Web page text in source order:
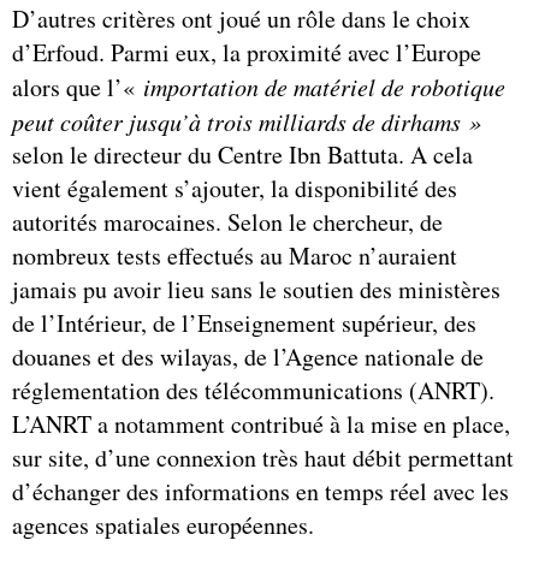
D’autres critères ont joué un rôle dans le choix
d’Erfoud. Parmi eux, la proximité avec l’Europe
alors que l’« importation de matériel de robotique
peut coûter jusqu’à trois milliards de dirhams »
selon le directeur du Centre Ibn Battuta. A cela
vient également s’ajouter, la disponibilité des
autorités marocaines. Selon le chercheur, de
nombreux tests effectués au Maroc n’auraient
jamais pu avoir lieu sans le soutien des ministères
de l’Intérieur, de l’Enseignement supérieur, des
douanes et des wilayas, de l’Agence nationale de
réglementation des télécommunications (ANRT).
L’ANRT a notamment contribué à la mise en place,
sur site, d’une connexion très haut débit permettant
d’échanger des informations en temps réel avec les
agences spatiales européennes.